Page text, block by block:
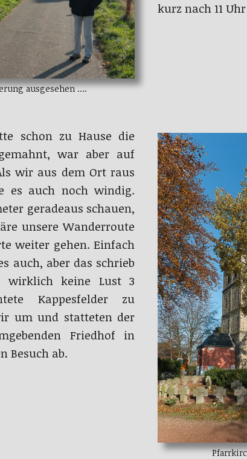
ausgesehen ….
kurz nach 11
schon zu Hause die
war aber auf
wir aus dem Ort raus
es auch noch windig.
geradeaus schauen,
unsere Wanderroute
weiter gehen. Einfach
auch, aber das schrieb
keine Lust 3
Kappesfelder zu
um und statteten der
Friedhof in
Besuch ab.